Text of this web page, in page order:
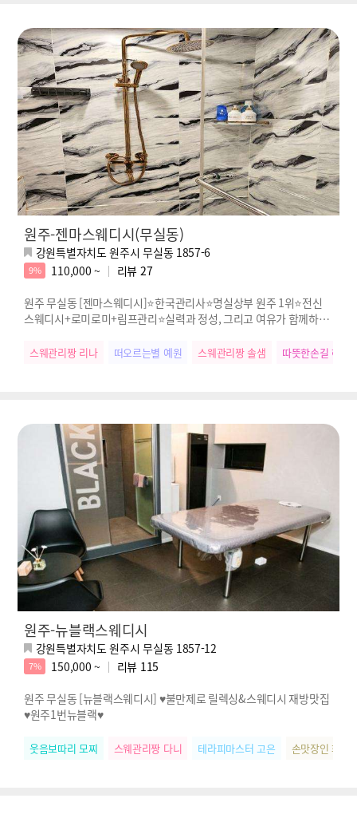
원주-젠마스웨디시(무실동)
강원특별자치도 원주시 무실동 1857-6
9% 110,000 ~ 리뷰 27
원주 무실동 [젠마스웨디시]⭐한국관리사⭐명실상부 원주 1위⭐전신
스웨디시+로미로미+림프관리⭐실력과 정성, 그리고 여유가 함께하는
스웨관리짱 리나 떠오르는별 예원 스웨관리짱 솔샘 따뜻한손길 혜나
원주-뉴블랙스웨디시
강원특별자치도 원주시 무실동 1857-12
7% 150,000 ~ 리뷰 115
원주 무실동 [뉴블랙스웨디시] ♥불만제로 릴렉싱&스웨디시 재방맛집
♥원주1번뉴블랙♥
웃음보따리 모찌 스웨관리짱 다니 테라피마스터 고은 손맛장인 화영